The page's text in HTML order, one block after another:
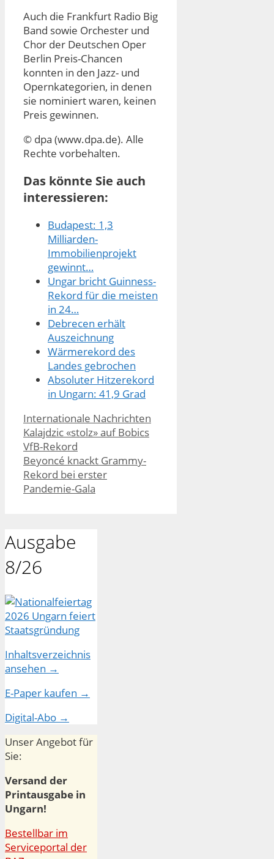
Auch die Frankfurt Radio Big
Band sowie Orchester und
Chor der Deutschen Oper
Berlin Preis-Chancen
konnten in den Jazz- und
Opernkategorien, in denen
sie nominiert waren, keinen
Preis gewinnen.
© dpa (www.dpa.de). Alle
Rechte vorbehalten.
Das könnte Sie auch
interessieren:
Budapest: 1,3
Milliarden-
Immobilienprojekt
gewinnt…
Ungar bricht Guinness-
Rekord für die meisten
in 24…
Debrecen erhält
Auszeichnung
Wärmerekord des
Landes gebrochen
Absoluter Hitzerekord
in Ungarn: 41,9 Grad
Kategorien
Internationale Nachrichten
Kalajdzic «stolz» auf Bobics
VfB-Rekord
Beyoncé knackt Grammy-
Rekord bei erster
Pandemie-Gala
Ausgabe
8/26
Inhaltsverzeichnis
ansehen →
E-Paper kaufen →
Digital-Abo →
Unser Angebot für
Sie:
Versand der
Printausgabe in
Ungarn!
Bestellbar im
Serviceportal der